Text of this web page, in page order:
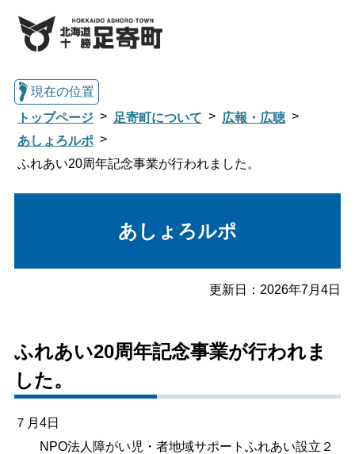
総合トップへ戻る
くらし・行政情報トップ
暮らし・手続き
しごと・産業
文字サイズ
現在の位置
トップページ
足寄町について
広報・広聴
あしょろルポ
ふれあい20周年記念事業が行われました。
あしょろルポ
更新日： 2026年7月4日
ふれあい20周年記念事業が行われま
した。
７月4日
NPO法人障がい児・者地域サポートふれあい設立２